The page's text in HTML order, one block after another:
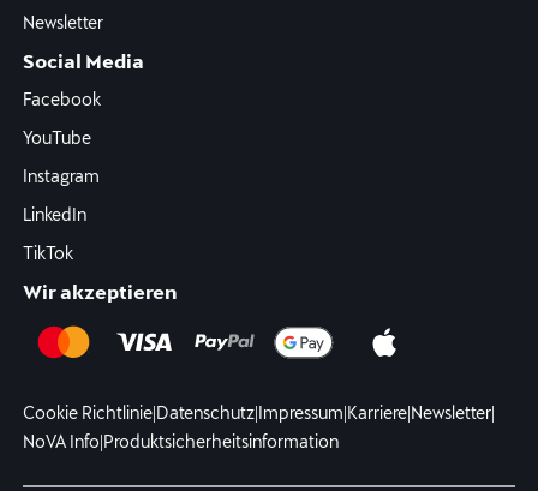
Newsletter
Social Media
Facebook
YouTube
Instagram
LinkedIn
TikTok
Wir akzeptieren
Cookie Richtlinie|Datenschutz|Impressum|Karriere|Newsletter|
NoVA Info|Produktsicherheitsinformation